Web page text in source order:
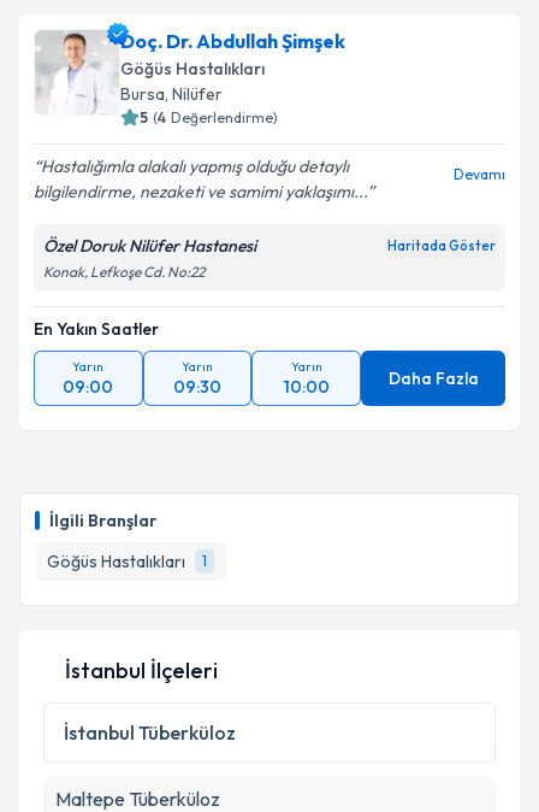
İlgili Branşlar
Göğüs Hastalıkları
1
Doç. Dr. Abdullah Şimşek
Göğüs Hastalıkları
Bursa, Nilüfer
5 (4 Değerlendirme)
Hastalığımla alakalı yapmış olduğu detaylı
bilgilendirme, nezaketi ve samimi yaklaşımı...
Devamı
Özel Doruk Nilüfer Hastanesi Haritada Göster
Konak, Lefkoşe Cd. No:22
En Yakın Saatler
Yarın
09:00
Yarın
09:30
Yarın
10:00 Daha Fazla
İstanbul İlçeleri
İstanbul Tüberküloz
Maltepe Tüberküloz